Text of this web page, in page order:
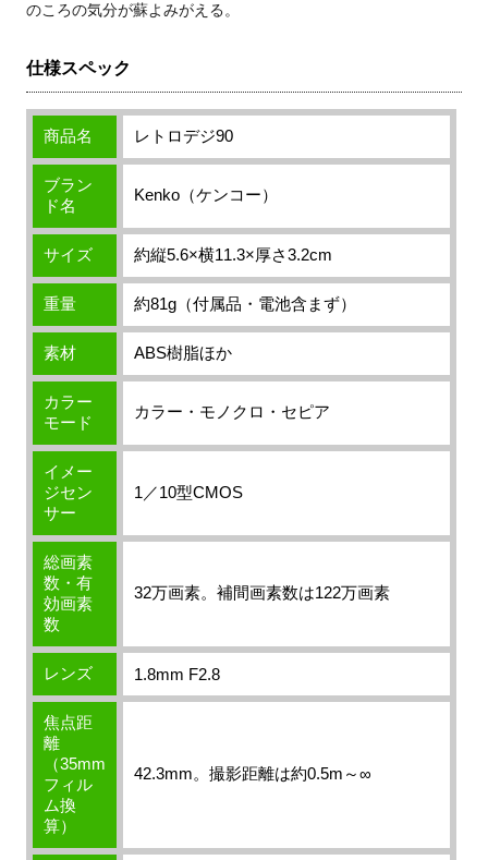
のころの気分が蘇よみがえる。
仕様スペック
商品名 レトロデジ90
ブラン
ド名
Kenko（ケンコー）
サイズ 約縦5.6×横11.3×厚さ3.2cm
重量 約81g（付属品・電池含まず）
素材 ABS樹脂ほか
カラー
モード
カラー・モノクロ・セピア
イメー
ジセン
サー
1／10型CMOS
総画素
数・有
効画素
数
32万画素。補間画素数は122万画素
レンズ 1.8mm F2.8
焦点距
離
（35mm
フィル
ム換
算）
42.3mm。撮影距離は約0.5m～∞